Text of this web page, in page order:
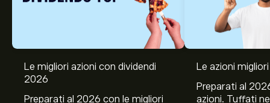
Le migliori azioni con dividendi
2026
Preparati al 2026 con le migliori
Le azioni
Preparati al
azioni. Tuffati
Il prezzo attuale delle azioni DR0.DE è di 83.20‎€‎.